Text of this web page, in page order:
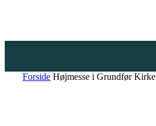
Forside Højmesse i Grundfør Kirke